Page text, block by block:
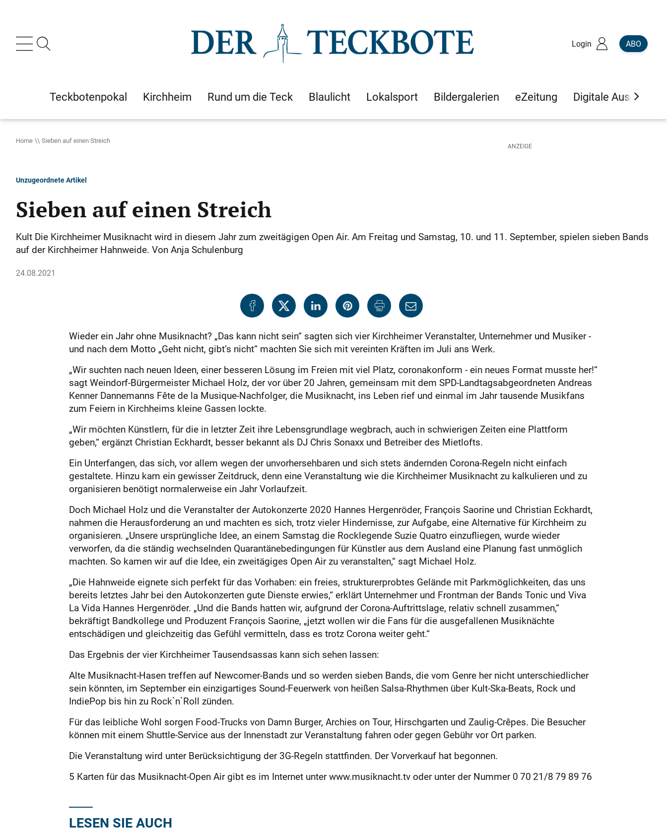
Login ABO
Teckbotenpokal Kirchheim Rund um die Teck Blaulicht Lokalsport Bildergalerien eZeitung Digitale Ausgaben
Home Sieben auf einen Streich
Unzugeordnete Artikel
Sieben auf einen Streich
Kult Die Kirchheimer Musiknacht wird in diesem Jahr zum zweitägigen Open Air. Am Freitag und Samstag, 10. und 11. September, spielen sieben Bands
auf der Kirchheimer Hahnweide. Von Anja Schulenburg
24.08.2021
Wieder ein Jahr ohne Musiknacht? „Das kann nicht sein“ sagten sich vier Kirchheimer Veranstalter, Unternehmer und Musiker -
und nach dem Motto „Geht nicht, gibt’s nicht“ machten Sie sich mit vereinten Kräften im Juli ans Werk.
„Wir suchten nach neuen Ideen, einer besseren Lösung im Freien mit viel Platz, coronakonform - ein neues Format musste her!“
sagt Weindorf-Bürgermeister Michael Holz, der vor über 20 Jahren, gemeinsam mit dem SPD-Landtagsabgeordneten Andreas
Kenner Dannemanns Fête de la Musique-Nachfolger, die Musiknacht, ins Leben rief und einmal im Jahr tausende Musikfans
zum Feiern in Kirchheims kleine Gassen lockte.
„Wir möchten Künstlern, für die in letzter Zeit ihre Lebensgrundlage wegbrach, auch in schwierigen Zeiten eine Plattform
geben,“ ergänzt Christian Eckhardt, besser bekannt als DJ Chris Sonaxx und Betreiber des Mietlofts.
Ein Unterfangen, das sich, vor allem wegen der unvorhersehbaren und sich stets ändernden Corona-Regeln nicht einfach
gestaltete. Hinzu kam ein gewisser Zeitdruck, denn eine Veranstaltung wie die Kirchheimer Musiknacht zu kalkulieren und zu
organisieren benötigt normalerweise ein Jahr Vorlaufzeit.
Doch Michael Holz und die Veranstalter der Autokonzerte 2020 Hannes Hergenröder, François Saorine und Christian Eckhardt,
nahmen die Herausforderung an und machten es sich, trotz vieler Hindernisse, zur Aufgabe, eine Alternative für Kirchheim zu
organisieren. „Unsere ursprüngliche Idee, an einem Samstag die Rocklegende Suzie Quatro einzufliegen, wurde wieder
verworfen, da die ständig wechselnden Quarantänebedingungen für Künstler aus dem Ausland eine Planung fast unmöglich
machten. So kamen wir auf die Idee, ein zweitägiges Open Air zu veranstalten,“ sagt Michael Holz.
„Die Hahnweide eignete sich perfekt für das Vorhaben: ein freies, strukturerprobtes Gelände mit Parkmöglichkeiten, das uns
bereits letztes Jahr bei den Autokonzerten gute Dienste erwies,“ erklärt Unternehmer und Frontman der Bands Tonic und Viva
La Vida Hannes Hergenröder. „Und die Bands hatten wir, aufgrund der Corona-Auftrittslage, relativ schnell zusammen,“
bekräftigt Bandkollege und Produzent François Saorine, „jetzt wollen wir die Fans für die ausgefallenen Musiknächte
entschädigen und gleichzeitig das Gefühl vermitteln, dass es trotz Corona weiter geht.“
Das Ergebnis der vier Kirchheimer Tausendsassas kann sich sehen lassen:
Alte Musiknacht-Hasen treffen auf Newcomer-Bands und so werden sieben Bands, die vom Genre her nicht unterschiedlicher
sein könnten, im September ein einzigartiges Sound-Feuerwerk von heißen Salsa-Rhythmen über Kult-Ska-Beats, Rock und
IndiePop bis hin zu Rock`n`Roll zünden.
Für das leibliche Wohl sorgen Food-Trucks von Damn Burger, Archies on Tour, Hirschgarten und Zaulig-Crêpes. Die Besucher
können mit einem Shuttle-Service aus der Innenstadt zur Veranstaltung fahren oder gegen Gebühr vor Ort parken.
Die Veranstaltung wird unter Berücksichtigung der 3G-Regeln stattfinden. Der Vorverkauf hat begonnen.
5 Karten für das Musiknacht-Open Air gibt es im Internet unter www.musiknacht.tv oder unter der Nummer 0 70 21/8 79 89 76
LESEN SIE AUCH